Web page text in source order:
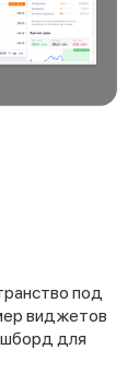
под
виджетов
для